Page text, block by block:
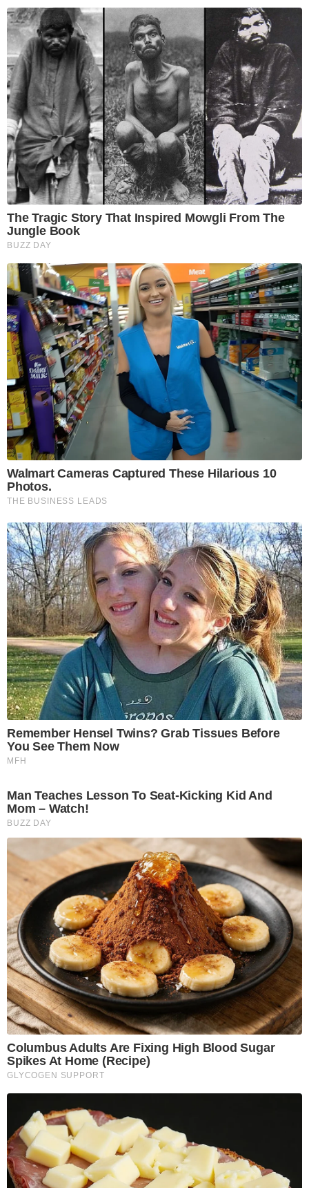
The Tragic Story That Inspired Mowgli From The
Jungle Book
BUZZ DAY
Walmart Cameras Captured These Hilarious 10
Photos.
THE BUSINESS LEADS
Remember Hensel Twins? Grab Tissues Before
You See Them Now
MFH
Man Teaches Lesson To Seat-Kicking Kid And
Mom – Watch!
BUZZ DAY
Columbus Adults Are Fixing High Blood Sugar
Spikes At Home (Recipe)
GLYCOGEN SUPPORT